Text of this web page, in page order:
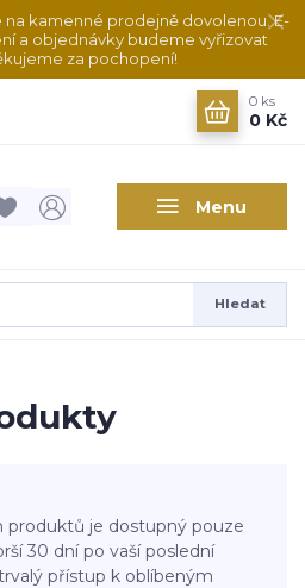
na kamenné prodejně dovolenou. E-
a objednávky budeme vyřizovat
za pochopení!
Menu
Hledat
0 ks
0 Kč
produktů je dostupný pouze
30 dní po vaší poslední
přístup k oblíbeným